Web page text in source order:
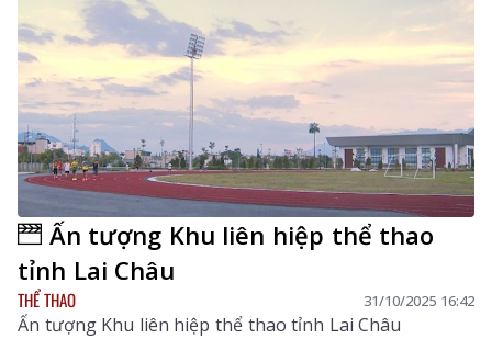
Ấn tượng Khu liên hiệp thể thao
tỉnh Lai Châu
THỂ THAO 31/10/2025 16:42
Ấn tượng Khu liên hiệp thể thao tỉnh Lai Châu